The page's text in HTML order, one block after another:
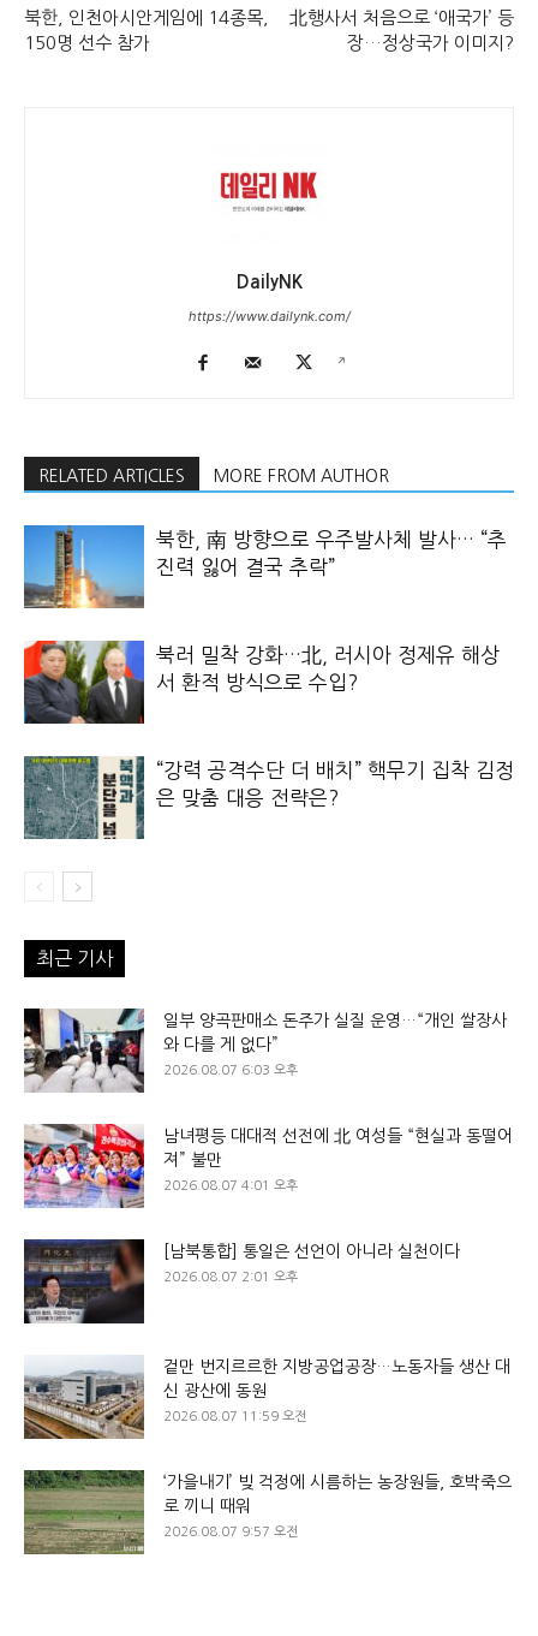
북한, 인천아시안게임에 14종목,
150명 선수 참가
北행사서 처음으로 ‘애국가’ 등
장…정상국가 이미지?
DailyNK
https://www.dailynk.com/
RELATED ARTICLES MORE FROM AUTHOR
북한, 南 방향으로 우주발사체 발사… “추
진력 잃어 결국 추락”
북러 밀착 강화…北, 러시아 정제유 해상
서 환적 방식으로 수입?
“강력 공격수단 더 배치” 핵무기 집착 김정
은 맞춤 대응 전략은?
최근 기사
일부 양곡판매소 돈주가 실질 운영…“개인 쌀장사
와 다를 게 없다”
2026.08.07 6:03 오후
남녀평등 대대적 선전에 北 여성들 “현실과 동떨어
져” 불만
2026.08.07 4:01 오후
[남북통합] 통일은 선언이 아니라 실천이다
2026.08.07 2:01 오후
겉만 번지르르한 지방공업공장…노동자들 생산 대
신 광산에 동원
2026.08.07 11:59 오전
‘가을내기’ 빚 걱정에 시름하는 농장원들, 호박죽으
로 끼니 때워
2026.08.07 9:57 오전